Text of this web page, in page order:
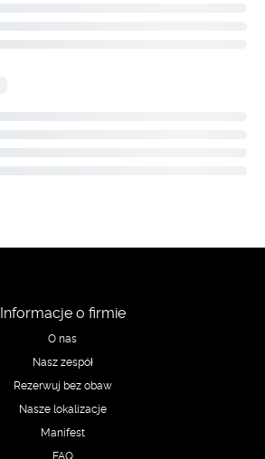
Informacje o firmie
O nas
Nasz zespół
Rezerwuj bez obaw
Nasze lokalizacje
Manifest
FAQ